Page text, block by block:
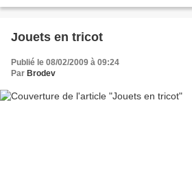
Jouets en tricot
Publié le 08/02/2009 à 09:24
Par Brodev